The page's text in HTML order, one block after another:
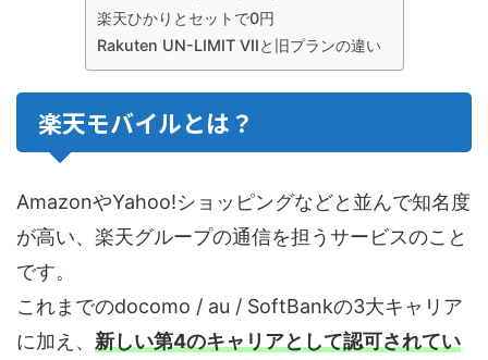
楽天ひかりとセットで0円
Rakuten UN-LIMIT VIIと旧プランの違い
楽天モバイルとは？
AmazonやYahoo!ショッピングなどと並んで知名度
が高い、楽天グループの通信を担うサービスのこと
です。
これまでのdocomo / au / SoftBankの3大キャリア
に加え、 新しい第4のキャリアとして認可されてい